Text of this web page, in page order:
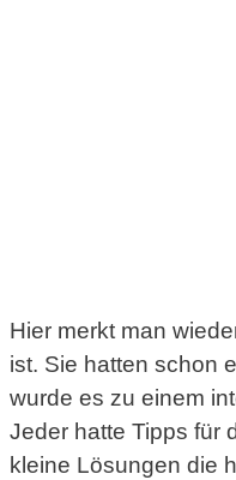
Hier merkt man
ist. Sie hatten schon
wurde es zu einem
Jeder hatte Tipps für
kleine Lösungen die